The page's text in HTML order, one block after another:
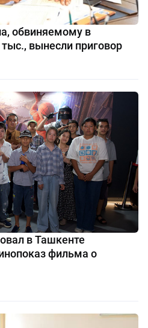
обвиняемому в
вынесли приговор
в Ташкенте
фильма о